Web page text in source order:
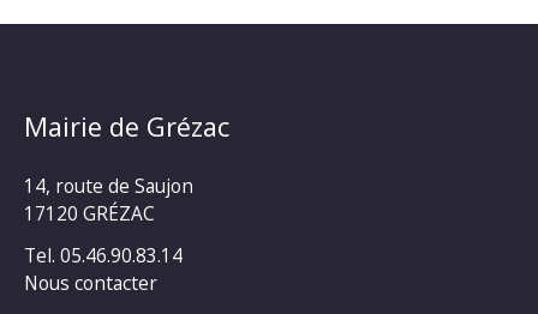
Mairie de Grézac
14, route de Saujon
17120 GRÉZAC
Tel. 05.46.90.83.14
Nous contacter